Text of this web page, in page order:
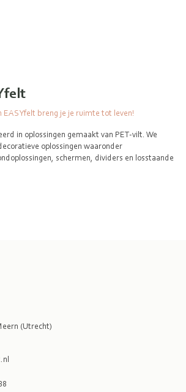
EASYfelt breng je je ruimte tot leven!
in oplossingen gemaakt van PET-vilt. We
oplossingen waaronder
schermen, dividers en losstaande
(Utrecht)